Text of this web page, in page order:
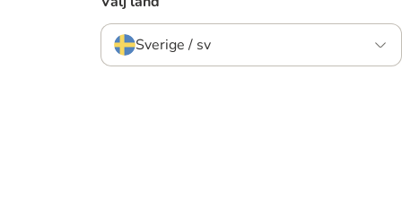
Sverige / sv